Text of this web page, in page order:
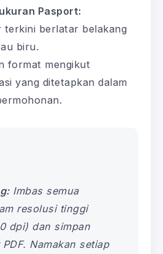
Pasport:
terkini berlatar belakang
biru.
format mengikut
yang ditetapkan dalam
Imbas semua
resolusi tinggi
dpi) dan simpan
Namakan setiap